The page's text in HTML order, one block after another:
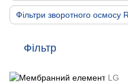
Фільтри зворотного осмосу
Фільтр